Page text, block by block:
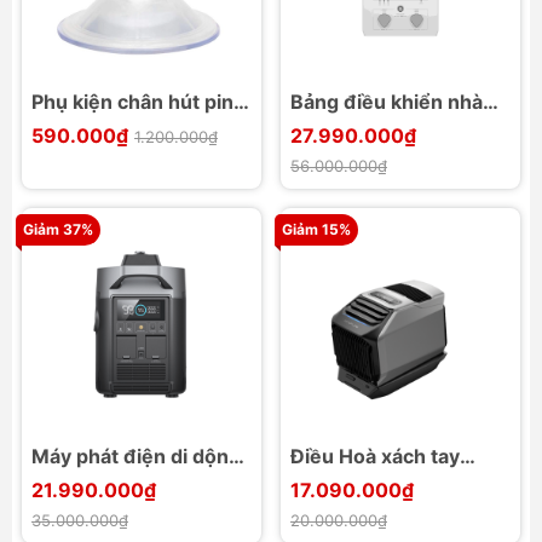
Phụ kiện chân hút pin
năng lượng mặt trời
EcoFlow Suction cups
590.000₫ 1.200.000₫
Bảng điều khiển nhà
thông minh EcoFLow
Smart home panel
27.990.000₫
56.000.000₫
Giảm 37%
Máy phát điện di dộng
EcoFLow Smart
Generator (Dual Fuel)
21.990.000₫
35.000.000₫
Giảm 15%
Điều Hoà xách tay
Ecoflow Wave 2
Conditioner with
17.090.000₫
20.000.000₫